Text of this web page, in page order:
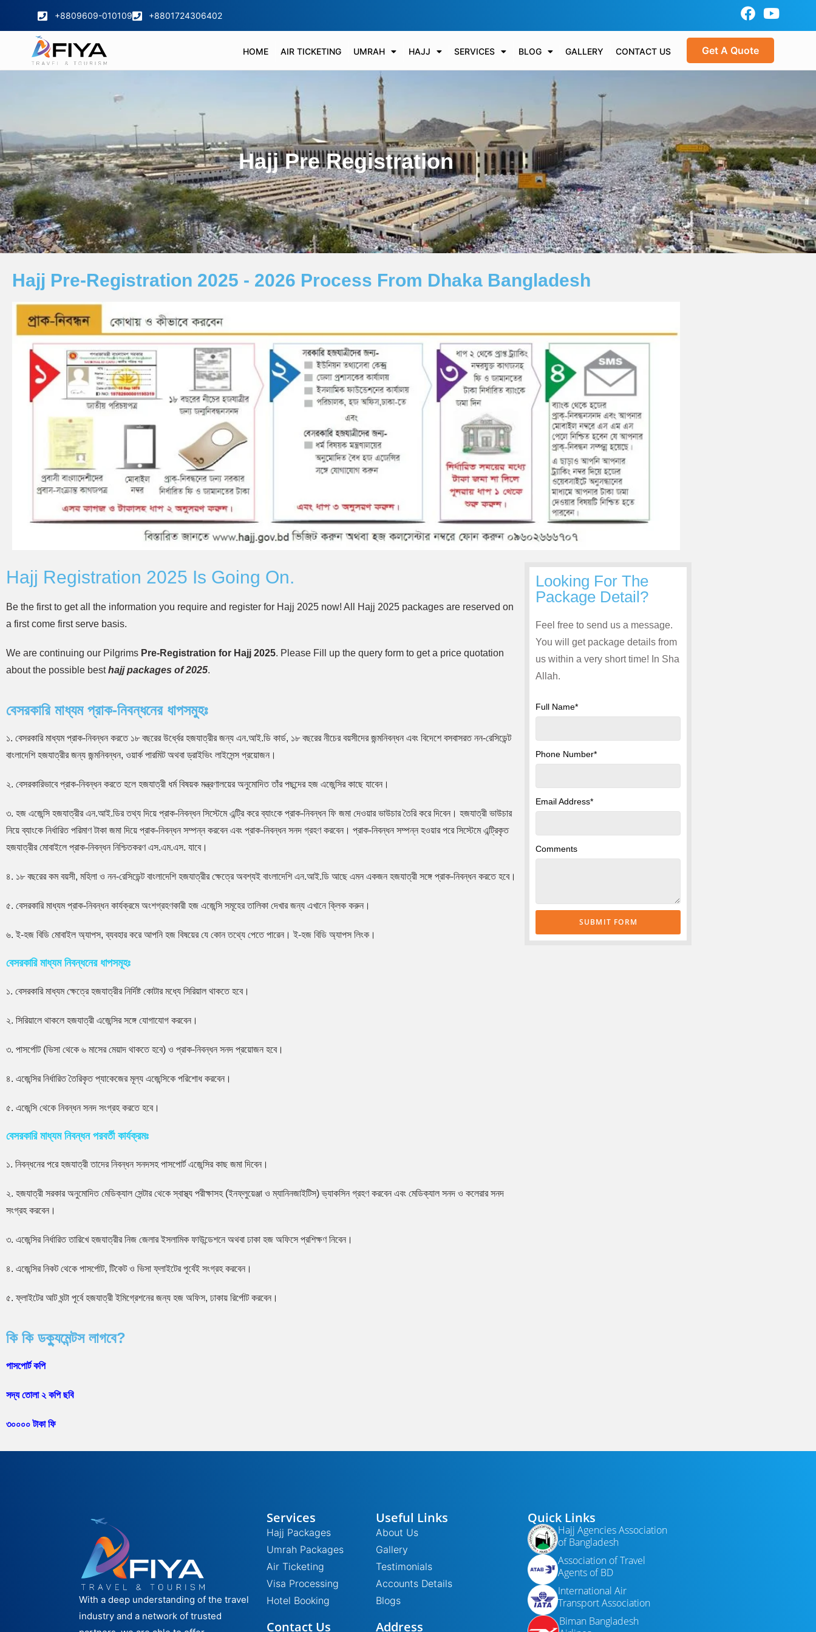
+8809609-010109 +8801724306402
HOME AIR TICKETING UMRAH HAJJ SERVICES BLOG GALLERY CONTACT US Get A Quote
Hajj Pre Registration
Hajj Pre-Registration 2025 - 2026 Process From Dhaka Bangladesh
Hajj Registration 2025 Is Going On.
Be the first to get all the information you require and register for Hajj 2025 now! All Hajj 2025 packages are reserved on
a first come first serve basis.
We are continuing our Pilgrims Pre-Registration for Hajj 2025. Please Fill up the query form to get a price quotation
about the possible besthajj packages of 2025.
বেসরকারি মাধ্যম প্রাক-নিবন্ধনের ধাপসমুহঃ
১. বেসরকারি মাধ্যম প্রাক-নিবন্ধন করতে ১৮ বছরের উর্ধ্বের হজযাত্রীর জন্য এন.আই.ডি কার্ড, ১৮ বছরের নীচের বয়সীদের জন্মনিবন্ধন এবং বিদেশে বসবাসরত নন-রেসিডেন্ট
বাংলাদেশি হজযাত্রীর জন্য জন্মনিবন্ধন, ওয়ার্ক পারমিট অথবা ড্রাইভিং লাইসেন্স প্রয়োজন।
২. বেসরকারিভাবে প্রাক-নিবন্ধন করতে হলে হজযাত্রী ধর্ম বিষয়ক মন্ত্রণালয়ের অনুমোদিত তাঁর পছন্দের হজ এজেন্সির কাছে যাবেন।
৩. হজ এজেন্সি হজযাত্রীর এন.আই.ডির তথ্য দিয়ে প্রাক-নিবন্ধন সিস্টেমে এন্ট্রি করে ব্যাংকে প্রাক-নিবন্ধন ফি জমা দেওয়ার ভাউচার তৈরি করে দিবেন। হজযাত্রী ভাউচার
নিয়ে ব্যাংকে নির্ধারিত পরিমাণ টাকা জমা দিয়ে প্রাক-নিবন্ধন সম্পন্ন করবেন এবং প্রাক-নিবন্ধন সনদ গ্রহণ করবেন। প্রাক-নিবন্ধন সম্পন্ন হওয়ার পরে সিস্টেমে এন্ট্রিকৃত
হজযাত্রীর মোবাইলে প্রাক-নিবন্ধন নিশ্চিতকরণ এস.এম.এস. যাবে।
৪. ১৮ বছরের কম বয়সী, মহিলা ও নন-রেসিডেন্ট বাংলাদেশি হজযাত্রীর ক্ষেত্রে অবশ্যই বাংলাদেশি এন.আই.ডি আছে এমন একজন হজযাত্রী সঙ্গে প্রাক-নিবন্ধন করতে হবে।
৫. বেসরকারি মাধ্যম প্রাক-নিবন্ধন কার্যক্রমে অংশগ্রহণকারী হজ এজেন্সি সমূহের তালিকা দেখার জন্য এখানে ক্লিক করুন।
৬. ই-হজ বিডি মোবাইল অ্যাপস, ব্যবহার করে আপনি হজ বিষয়ের যে কোন তথ্যে পেতে পারেন।ই-হজ বিডি অ্যাপস লিংক।
বেসরকারি মাধ্যম নিবন্ধনের ধাপসমূহঃ
১. বেসরকারি মাধ্যম ক্ষেত্রে হজযাত্রীর নির্দিষ্ট কোটার মধ্যে সিরিয়াল থাকতে হবে।
২. সিরিয়ালে থাকলে হজযাত্রী এজেন্সির সঙ্গে যোগাযোগ করবেন।
৩. পাসর্পোট (ভিসা থেকে ৬ মাসের মেয়াদ থাকতে হবে) ও প্রাক-নিবন্ধন সনদ প্রয়োজন হবে।
৪. এজেন্সির নির্ধারিত তৈরিকৃত প্যাকেজের মূল্য এজেন্সিকে পরিশোধ করবেন।
৫. এজেন্সি থেকে নিবন্ধন সনদ সংগ্রহ করতে হবে।
বেসরকারি মাধ্যম নিবন্ধন পরবর্তী কার্যক্রমঃ
১. নিবন্ধনের পরে হজযাত্রী তাদের নিবন্ধন সনদসহ পাসপোর্ট এজেন্সির কাছ জমা দিবেন।
২. হজযাত্রী সরকার অনুমোদিত মেডিক্যাল সেন্টার থেকে স্বাস্থ্য পরীক্ষাসহ (ইনফ্লুয়েঞ্জা ও ম্যানিনজাইটিস) ভ্যাকসিন গ্রহণ করবেন এবং মেডিক্যাল সনদ ও কলেরার সনদ
সংগ্রহ করবেন।
৩. এজেন্সির নির্ধারিত তারিখে হজযাত্রীর নিজ জেলার ইসলামিক ফাউন্ডেশনে অথবা ঢাকা হজ অফিসে প্রশিক্ষণ নিবেন।
৪. এজেন্সির নিকট থেকে পাসর্পোট, টিকেট ও ভিসা ফ্লাইটের পূর্বেই সংগ্রহ করবেন।
৫. ফ্লাইটের আট ঘন্টা পূর্বে হজযাত্রী ইমিগ্রেশনের জন্য হজ অফিস, ঢাকায় রির্পোট করবেন।
কি কি ডক্যুমেন্টস লাগবে?
পাসপোর্ট কপি
সদ্য তোলা ২ কপি ছবি
৩০০০০ টাকা ফি
Looking For The
Package Detail?
Feel free to send us a message.
You will get package details from
us within a very short time! In Sha
Allah.
Full Name*
Phone Number*
Email Address*
Comments
SUBMIT FORM
With a deep understanding of the travel
industry and a network of trusted
Services
Hajj Packages
Umrah Packages
Air Ticketing
Visa Processing
Hotel Booking
Contact Us
Useful Links
About Us
Gallery
Testimonials
Accounts Details
Blogs
Address
Quick Links
Hajj Agencies Association
of Bangladesh
Association of Travel
Agents of BD
International Air
Transport Association
Biman Bangladesh